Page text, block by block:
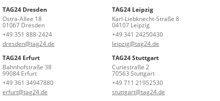
TAG24 Dresden
Ostra-Allee 18
01067 Dresden
+49 351 888-2424
dresden@tag24.de
TAG24 Leipzig
Karl-Liebknecht-Straße 8
04107 Leipzig
+49 341 24250430
leipzig@tag24.de
TAG24 Erfurt
Bahnhofstraße 38
99084 Erfurt
+49 361 34947880
erfurt@tag24.de
TAG24 Stuttgart
Curiestraße 2
70563 Stuttgart
+49 711 21952530
stuttgart@tag24.de